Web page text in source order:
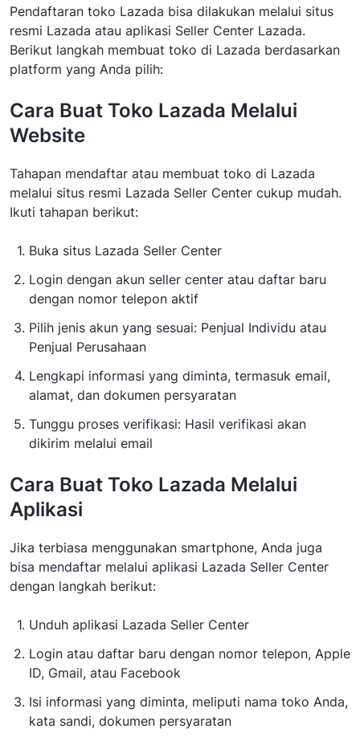
Pendaftaran toko Lazada bisa dilakukan melalui situs
resmi Lazada atau aplikasi Seller Center Lazada.
Berikut langkah membuat toko di Lazada berdasarkan
platform yang Anda pilih:
Cara Buat Toko Lazada Melalui
Website
Tahapan mendaftar atau membuat toko di Lazada
melalui situs resmi Lazada Seller Center cukup mudah.
Ikuti tahapan berikut:
Buka situs Lazada Seller Center
Login dengan akun seller center atau daftar baru
dengan nomor telepon aktif
Pilih jenis akun yang sesuai: Penjual Individu atau
Penjual Perusahaan
Lengkapi informasi yang diminta, termasuk email,
alamat, dan dokumen persyaratan
Tunggu proses verifikasi: Hasil verifikasi akan
dikirim melalui email
Cara Buat Toko Lazada Melalui
Aplikasi
Jika terbiasa menggunakan smartphone, Anda juga
bisa mendaftar melalui aplikasi Lazada Seller Center
dengan langkah berikut:
Unduh aplikasi Lazada Seller Center
Login atau daftar baru dengan nomor telepon, Apple
ID, Gmail, atau Facebook
Isi informasi yang diminta, meliputi nama toko Anda,
kata sandi, dokumen persyaratan